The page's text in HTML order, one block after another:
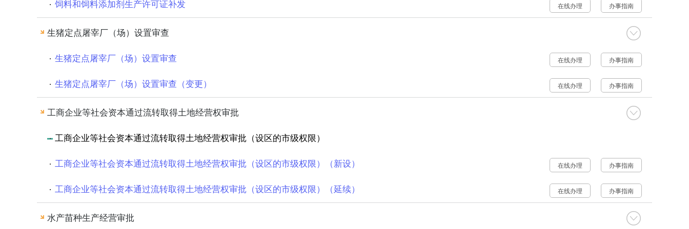
饲料和饲料添加剂生产许可证补发 在线办理 办事指南
生猪定点屠宰厂（场）设置审查
生猪定点屠宰厂（场）设置审查 在线办理 办事指南
生猪定点屠宰厂（场）设置审查（变更） 在线办理 办事指南
工商企业等社会资本通过流转取得土地经营权审批
工商企业等社会资本通过流转取得土地经营权审批（设区的市级权限）
工商企业等社会资本通过流转取得土地经营权审批（设区的市级权限）（新设） 在线办理 办事指南
工商企业等社会资本通过流转取得土地经营权审批（设区的市级权限）（延续） 在线办理 办事指南
水产苗种生产经营审批